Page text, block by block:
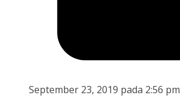
September 23, 2019 pada 2:56 pm